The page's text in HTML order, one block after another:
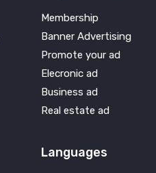
Membership
Banner Advertising
Promote your ad
Elecronic ad
Business ad
Real estate ad
Languages